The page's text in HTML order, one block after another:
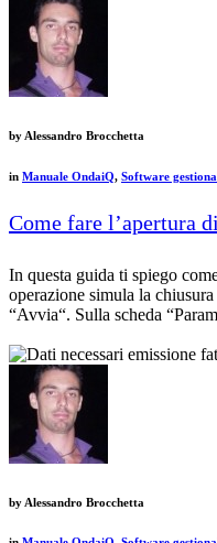
by Alessandro Brocchetta
in Manuale OndaiQ, Software
Come fare l’apertura
In questa guida ti spiego
operazione simula la
“Avvia“. Sulla scheda
by Alessandro Brocchetta